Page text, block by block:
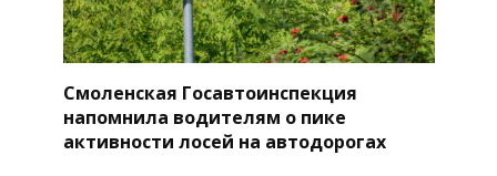
Смоленская Госавтоинспекция
напомнила водителям о пике
активности лосей на автодорогах